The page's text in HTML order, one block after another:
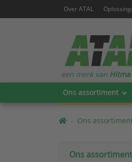
Over ATAL
Ons assortiment
een merk van Hitma
Ons
Ons assortiment